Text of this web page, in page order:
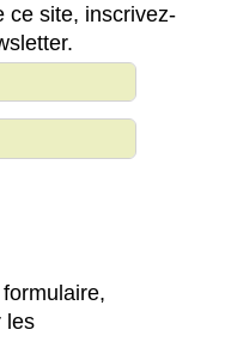
ce site, inscrivez-
les